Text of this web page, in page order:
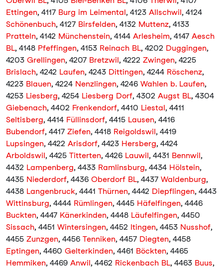
Ettingen, 4117 Burg im Leimental, 4123 Allschwil, 4124
Schönenbuch, 4127 Birsfelden, 4132 Muttenz, 4133
Pratteln, 4142 Münchenstein, 4144 Arlesheim, 4147 Aesch
BL, 4148 Pfeffingen, 4153 Reinach BL, 4202 Duggingen,
4203 Grellingen, 4207 Bretzwil, 4222 Zwingen, 4225
Brislach, 4242 Laufen, 4243 Dittingen, 4244 Röschenz,
4223 Blauen, 4224 Nenzlingen, 4246 Wahlen b. Laufen,
4253 Liesberg, 4254 Liesberg Dorf, 4302 Augst BL, 4304
Giebenach, 4402 Frenkendorf, 4410 Liestal, 4411
Seltisberg, 4414 Füllinsdorf, 4415 Lausen, 4416
Bubendorf, 4417 Ziefen, 4418 Reigoldswil, 4419
Lupsingen, 4422 Arisdorf, 4423 Hersberg, 4424
Arboldswil, 4425 Titterten, 4426 Lauwil, 4431 Bennwil,
4432 Lampenberg, 4433 Ramlinsburg, 4434 Hölstein,
4435 Niederdorf, 4436 Oberdorf BL, 4437 Waldenburg,
4438 Langenbruck, 4441 Thürnen, 4442 Diepflingen, 4443
Wittinsburg, 4444 Rümlingen, 4445 Häfelfingen, 4446
Buckten, 4447 Känerkinden, 4448 Läufelfingen, 4450
Sissach, 4451 Wintersingen, 4452 Itingen, 4453 Nusshof,
4455 Zunzgen, 4456 Tenniken, 4457 Diegten, 4458
Eptingen, 4460 Gelterkinden, 4461 Böckten, 4465
Hemmiken, 4469 Anwil, 4462 Rickenbach BL, 4463 Buus,